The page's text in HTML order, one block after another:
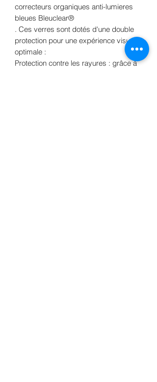
correcteurs organiques anti-lumieres
bleues Bleuclear®
. Ces verres sont dotés d'une double
protection pour une expérience visuelle
optimale :
Protection contre les rayures : grâce à